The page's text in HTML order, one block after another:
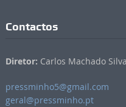
Contactos
Diretor: Carlos Machado
pressminho5@gmail.com
geral@pressminho.pt